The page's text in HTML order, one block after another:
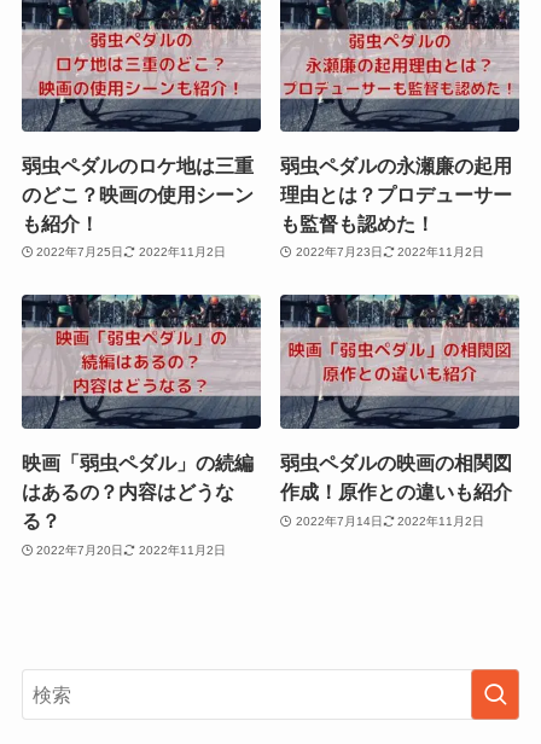
弱虫ペダルのロケ地は三重
のどこ？映画の使用シーン
も紹介！
2022年7月25日 2022年11月2日
弱虫ペダルの永瀬廉の起用
理由とは？プロデューサー
も監督も認めた！
2022年7月23日 2022年11月2日
映画「弱虫ペダル」の続編
はあるの？内容はどうな
る？
2022年7月20日 2022年11月2日
弱虫ペダルの映画の相関図
作成！原作との違いも紹介
2022年7月14日 2022年11月2日